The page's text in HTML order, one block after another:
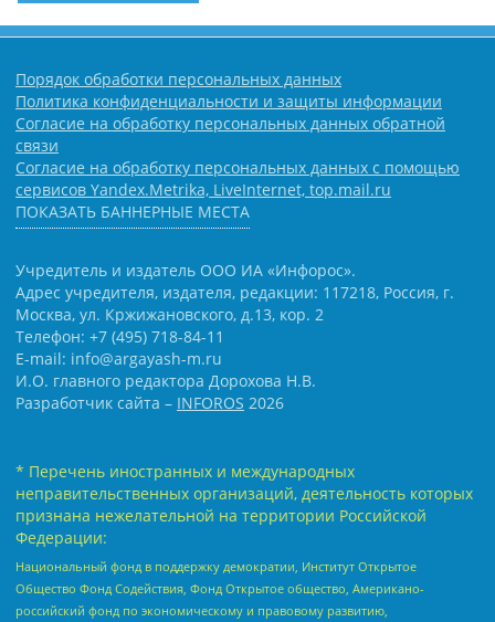
Порядок обработки персональных данных
Политика конфиденциальности и защиты информации
Согласие на обработку персональных данных обратной
связи
Согласие на обработку персональных данных с помощью
сервисов Yandex.Metrika, LiveInternet, top.mail.ru
ПОКАЗАТЬ БАННЕРНЫЕ МЕСТА
Учредитель и издатель ООО ИА «Инфорос».
Адрес учредителя, издателя, редакции: 117218, Россия, г.
Москва, ул. Кржижановского, д.13, кор. 2
Телефон: +7 (495) 718-84-11
E-mail: info@argayash-m.ru
И.О. главного редактора Дорохова Н.В.
Разработчик сайта – INFOROS 2026
* Перечень иностранных и международных
неправительственных организаций, деятельность которых
признана нежелательной на территории Российской
Федерации:
Национальный фонд в поддержку демократии, Институт Открытое
Общество Фонд Содействия, Фонд Открытое общество, Американо-
российский фонд по экономическому и правовому развитию,